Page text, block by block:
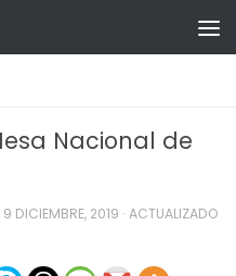
Nacional de
9 DICIEMBRE, 2019 · ACTUALIZADO